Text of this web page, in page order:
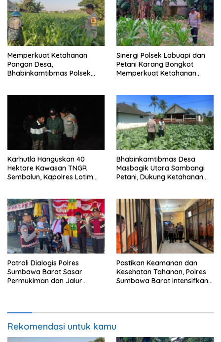
Memperkuat Ketahanan
Pangan Desa,
Bhabinkamtibmas Polsek
Sinergi Polsek Labuapi dan
Petani Karang Bongkot
Memperkuat Ketahanan
Karhutla Hanguskan 40
Hektare Kawasan TNGR
Sembalun, Kapolres Lotim
Bhabinkamtibmas Desa
Masbagik Utara Sambangi
Petani, Dukung Ketahanan
Patroli Dialogis Polres
Sumbawa Barat Sasar
Permukiman dan Jalur
Pastikan Keamanan dan
Kesehatan Tahanan, Polres
Sumbawa Barat Intensifkan
Rekomendasi untuk kamu